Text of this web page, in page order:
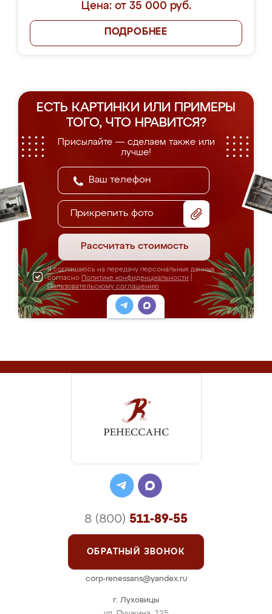
Цена: от 35 000 руб.
ПОДРОБНЕЕ
ЕСТЬ КАРТИНКИ ИЛИ ПРИМЕРЫ
ТОГО, ЧТО НРАВИТСЯ?
Присылайте — сделаем также или
лучше!
Прикрепить фото
Рассчитать стоимость
Я соглашаюсь на передачу персональных данных
согласно Политике конфиденциальности
Пользовательскому соглашению
г. Луховицы
8 (800) 511-89-55
ОБРАТНЫЙ ЗВОНОК
corp-renessans@yandex.ru